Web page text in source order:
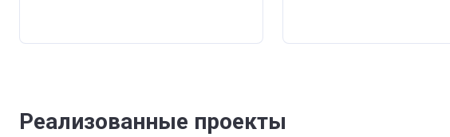
Реализованные проекты